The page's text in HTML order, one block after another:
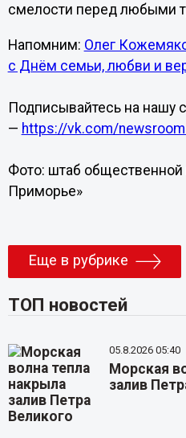
смелости перед любыми
Напомним: Олег
с Днём семьи, любви и
Подписывайтесь на нашу
— https://vk.com/
Фото: штаб
Приморье»
Еще в рубрике
ТОП новостей
05.8.2026 05:40
Морская
залив